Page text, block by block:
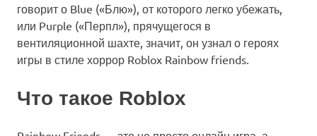
говорит о Blue («Блю»), от которого легко убежать,
или Purple («Перпл»), прячущегося в
вентиляционной шахте, значит, он узнал о героях
игры в стиле хоррор Roblox Rainbow friends.
Что такое Roblox